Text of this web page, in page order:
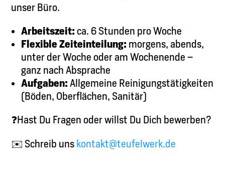
unser Büro.
Arbeitszeit: ca. 6 Stunden pro Woche
Flexible Zeiteinteilung: morgens, abends,
unter der Woche oder am Wochenende –
ganz nach Absprache
Aufgaben: Allgemeine Reinigungstätigkeiten
(Böden, Oberflächen, Sanitär)
❓Hast Du Fragen oder willst Du Dich bewerben?
✉️ Schreib uns kontakt@teufelwerk.de